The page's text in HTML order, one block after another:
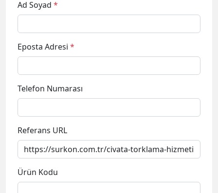
Ad Soyad *
Eposta Adresi *
Telefon Numarası
Referans URL
Ürün Kodu